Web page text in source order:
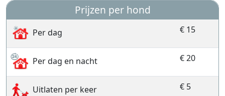
Prijzen per hond
Per dag € 15
Per dag en nacht € 20
Uitlaten per keer € 5